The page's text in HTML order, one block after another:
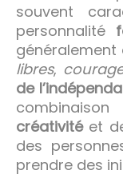
souvent
personnalité
généralement
libres,
de
créativitéet
des
prendre des